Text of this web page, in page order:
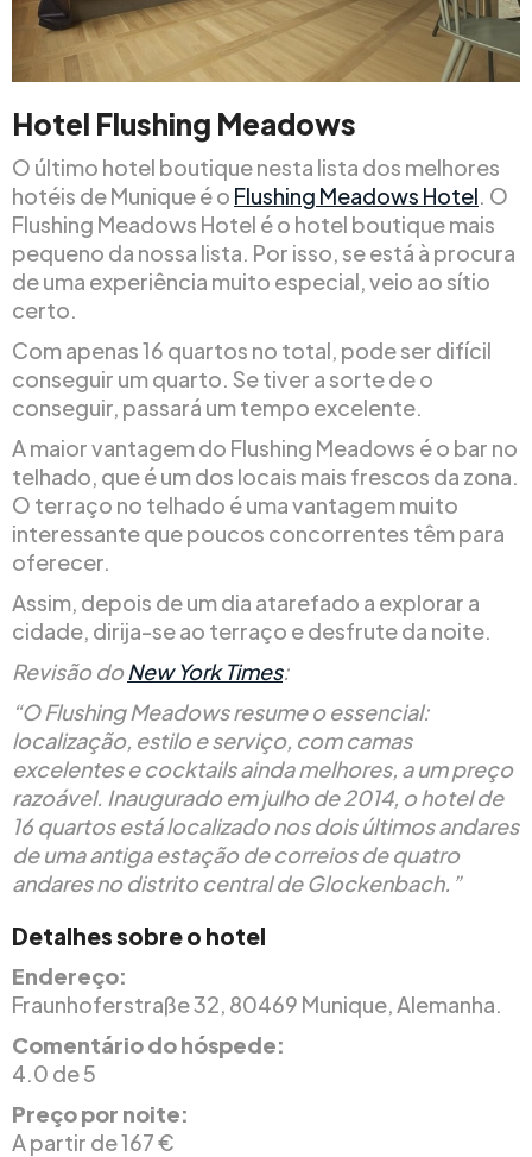
Hotel Flushing Meadows
O último hotel boutique nesta lista dos melhores
hotéis de Munique é o Flushing Meadows Hotel. O
Flushing Meadows Hotel é o hotel boutique mais
pequeno da nossa lista. Por isso, se está à procura
de uma experiência muito especial, veio ao sítio
certo.
Com apenas 16 quartos no total, pode ser difícil
conseguir um quarto. Se tiver a sorte de o
conseguir, passará um tempo excelente.
A maior vantagem do Flushing Meadows é o bar no
telhado, que é um dos locais mais frescos da zona.
O terraço no telhado é uma vantagem muito
interessante que poucos concorrentes têm para
oferecer.
Assim, depois de um dia atarefado a explorar a
cidade, dirija-se ao terraço e desfrute da noite.
Revisão doNew York Times:
“O Flushing Meadows resume o essencial:
localização, estilo e serviço, com camas
excelentes e cocktails ainda melhores, a um preço
razoável. Inaugurado em julho de 2014, o hotel de
16 quartos está localizado nos dois últimos andares
de uma antiga estação de correios de quatro
andares no distrito central de Glockenbach.”
Detalhes sobre o hotel
Endereço:
Fraunhoferstraße 32, 80469 Munique, Alemanha.
Comentário do hóspede:
4.0 de 5
Preço por noite:
A partir de 167 €